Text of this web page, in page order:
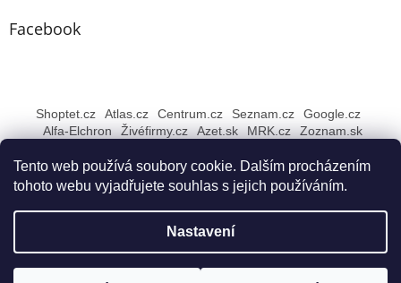
Tento web používá soubory cookie. Dalším procházením
tohoto webu vyjadřujete souhlas s jejich používáním.
Nastavení
Facebook
Shoptet.cz Atlas.cz Centrum.cz Seznam.cz
Google.cz
Alfa-Elchron
Živéfirmy.cz Azet.sk MRK.cz Zoznam.sk
Rybářské NEJ Bruntál